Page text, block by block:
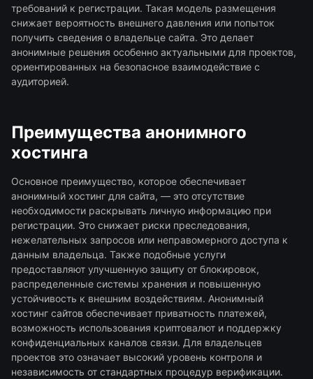
требований к регистрации. Такая модель размещения
снижает вероятность внешнего давления или попыток
получить сведения о владельце сайта. Это делает
анонимные решения особенно актуальными для проектов,
ориентированных на безопасное взаимодействие с
аудиторией.
Преимущества анонимного
хостинга
Основное преимущество, которое обеспечивает
анонимный хостинг для сайта, — это отсутствие
необходимости раскрывать личную информацию при
регистрации. Это снижает риски преследования,
нежелательных запросов или неправомерного доступа к
данным владельца. Также подобные услуги
предоставляют улучшенную защиту от блокировок,
распределенные системы хранения и повышенную
устойчивость к внешним воздействиям. Анонимный
хостинг сайтов обеспечивает приватность платежей,
возможность использования криптовалют и поддержку
конфиденциальных каналов связи. Для владельцев
проектов это означает высокий уровень контроля и
независимость от стандартных процедур верификации.